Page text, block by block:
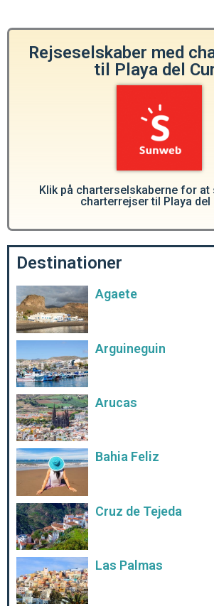
Rejseselskaber med
til Playa del
Klik på charterselskaberne for at
charterrejser til Playa del
Destinationer
Agaete
Arguineguin
Arucas
Bahia Feliz
Cruz de Tejeda
Las Palmas